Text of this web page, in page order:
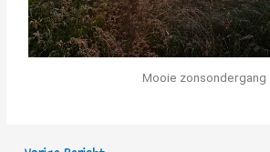
Mooie zonsondergang